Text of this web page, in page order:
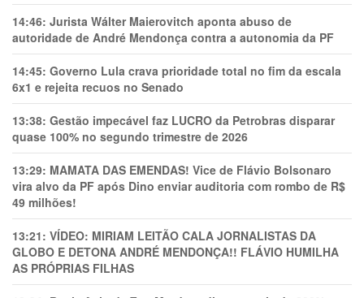
14:46: Jurista Wálter Maierovitch aponta abuso de
autoridade de André Mendonça contra a autonomia da PF
14:45: Governo Lula crava prioridade total no fim da escala
6x1 e rejeita recuos no Senado
13:38: Gestão impecável faz LUCRO da Petrobras disparar
quase 100% no segundo trimestre de 2026
13:29: MAMATA DAS EMENDAS! Vice de Flávio Bolsonaro
vira alvo da PF após Dino enviar auditoria com rombo de R$
49 milhões!
13:21: VÍDEO: MIRIAM LEITÃO CALA JORNALISTAS DA
GLOBO E DETONA ANDRÉ MENDONÇA!! FLÁVIO HUMILHA
AS PRÓPRIAS FILHAS